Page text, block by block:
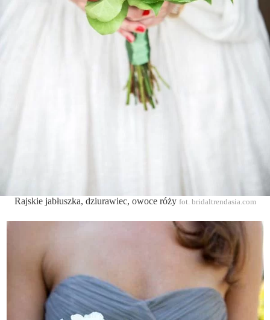
Rajskie jabłuszka, dziurawiec, owoce róży fot. bridaltrendasia.com